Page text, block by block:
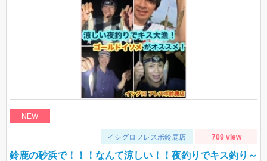
NEW
イシグロフレスポ鈴鹿店 709 view
鈴鹿の砂浜で！！！なんて涼しい！！夜釣りでキス釣り～